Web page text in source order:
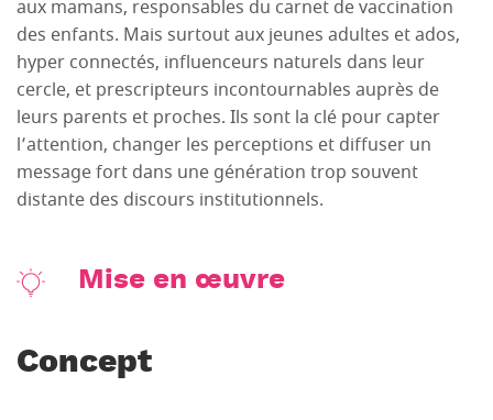
aux mamans, responsables du carnet de vaccination
des enfants. Mais surtout aux jeunes adultes et ados,
hyper connectés, influenceurs naturels dans leur
cercle, et prescripteurs incontournables auprès de
leurs parents et proches. Ils sont la clé pour capter
l’attention, changer les perceptions et diffuser un
message fort dans une génération trop souvent
distante des discours institutionnels.
Mise en œuvre
Concept